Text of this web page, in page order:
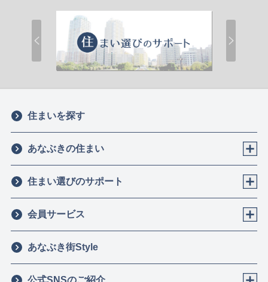
住まいを探す
あなぶきの住まい
住まい選びのサポート
会員サービス
あなぶき街Style
公式SNSのご紹介